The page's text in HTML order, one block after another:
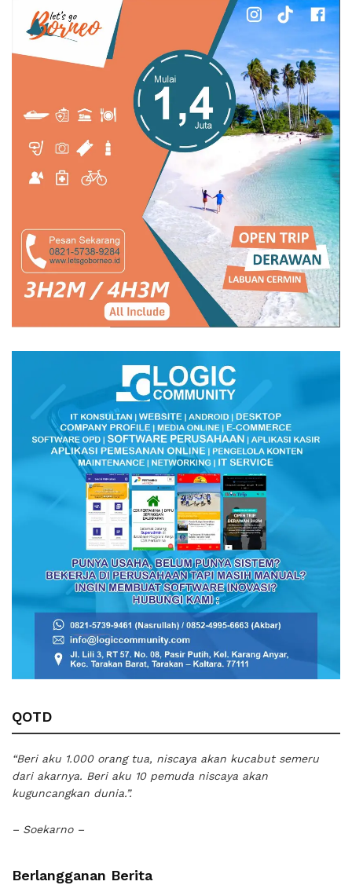
QOTD
“Beri aku 1.000 orang tua, niscaya akan kucabut semeru
dari akarnya. Beri aku 10 pemuda niscaya akan
kuguncangkan dunia.”.
– Soekarno –
Berlangganan Berita